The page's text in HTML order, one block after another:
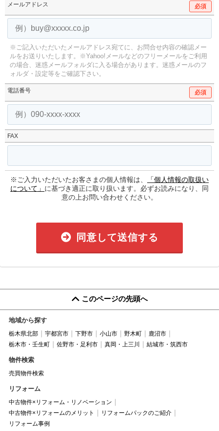
メールアドレス 必須
※ご記入いただいたメールアドレス宛てに、お問合せ内容の確認メー
ルをお送りいたします。
※Yahoo!メールなどのフリーメールをご利用
の場合、迷惑メールフォルダに入る場合があります。 迷惑メールのフ
ォルダ・設定等をご確認下さい。
電話番号 必須
FAX
※ご入力いただいたお客さまの個人情報は、
「個人情報の取扱い
について」 に基づき適正に取り扱います。必ずお読みになり、同
意の上お問い合わせください。
同意して送信する
このページの先頭へ
地域から探す
栃木県北部 宇都宮市 下野市 小山市 野木町
鹿沼市
栃木市・壬生町
佐野市・足利市 真岡・上三川 結城市・筑西市
物件検索
売買物件検索
リフォーム
中古物件×リフォーム・リノベーション
中古物件×リフォームのメリット
リフォームパックのご紹介
リフォーム事例